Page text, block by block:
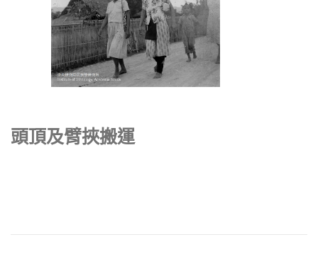
頭頂及臂挾搬運